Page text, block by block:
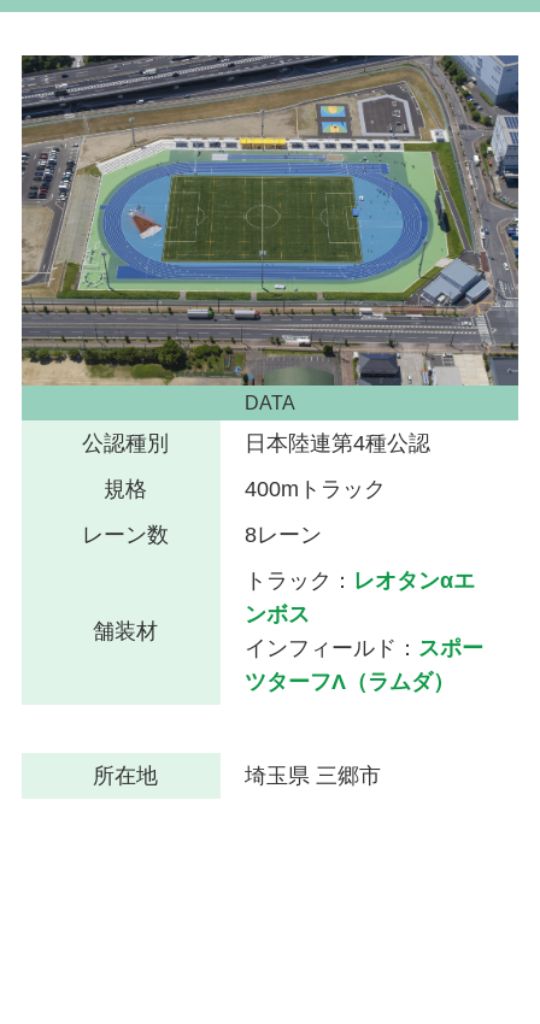
DATA
公認種別
日本陸連第4種公認
規格
400mトラック
レーン数
8レーン
舗装材
トラック： レオタンαエ
ンボス
インフィールド： スポー
ツターフΛ（ラムダ）
所在地 埼玉県 三郷市